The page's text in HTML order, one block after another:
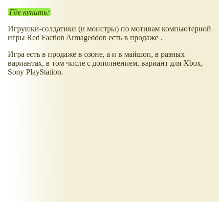
Где купить:
Игрушки-солдатики (и монстры) по мотивам компьютерной
игры Red Faction Armageddon есть в продаже .
Игра есть в продаже в озоне, а и в майшоп, в разных
вариантах, в том числе с дополнением, вариант для Xbox,
Sony PlayStation.